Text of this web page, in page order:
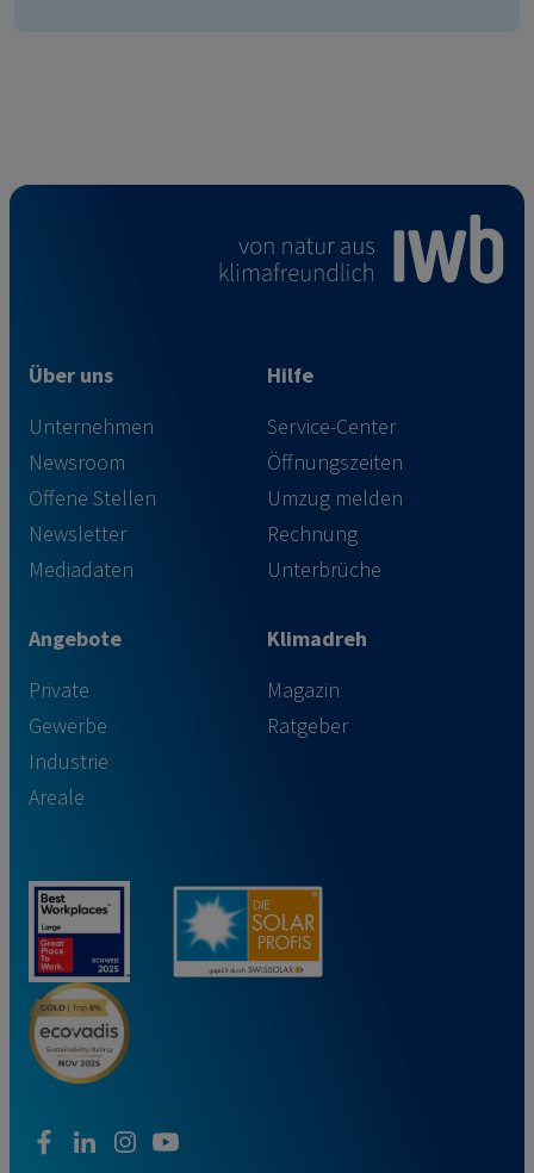
Über uns
Unternehmen
Newsroom
Offene Stellen
Newsletter
Mediadaten
Hilfe
Service-Center
Öffnungszeiten
Umzug melden
Rechnung
Unterbrüche
Angebote
Private
Gewerbe
Industrie
Areale
Klimadreh
Magazin
Ratgeber
facebook
linkedininstagram
youtube